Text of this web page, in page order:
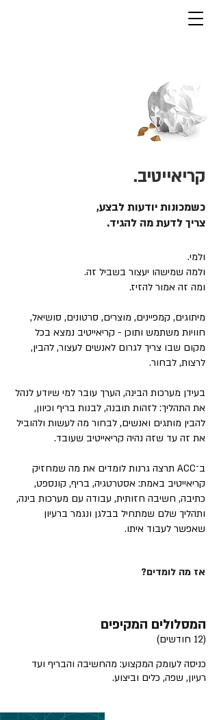
קריאייטיב.
כשמכונות יודעות לבצע,
צריך לדעת מה להגיד.
ולמי.
ולמה שמישהו יעצור בשביל זה.
ומה זה אמור להזיז.
מיתוגים, קמפיינים, מוצרים, סרטונים, סושיאל,
חוויות משתמש ותוכן - קריאייטיב נמצא בכל
מקום שבו צריך לגרום לאנשים לעצור, להבין,
לרצות, לבחור.
בעידן מערכות הבינה, הערך עובר למי שיודע לנהל
את התהליך: לזהות תובנה, לבנות בריף וכיוון,
להבין מותגים ואנשים, לבחור מה לעשות ולהוביל
את זה עד שזה נהיה קריאייטיב שעובד.
ב־ACC תרצה גרנות לומדים את מה שמחזיק
קריאייטיב באמת: אסטרטגיה, בריף, קונספט,
כתיבה, חשיבה חזותית, עבודה עם מערכות בינה,
ותהליך שלם שמתחיל בבלגן ונגמר ברעיון
שאפשר לעבוד איתו.
אז מה לומדים?
המסלולים המקיפים
(12 חודשים)
כניסה לעומק המקצוע: מהחשיבה והבריף ועד
רעיון, שפה, כלים וביצוע.